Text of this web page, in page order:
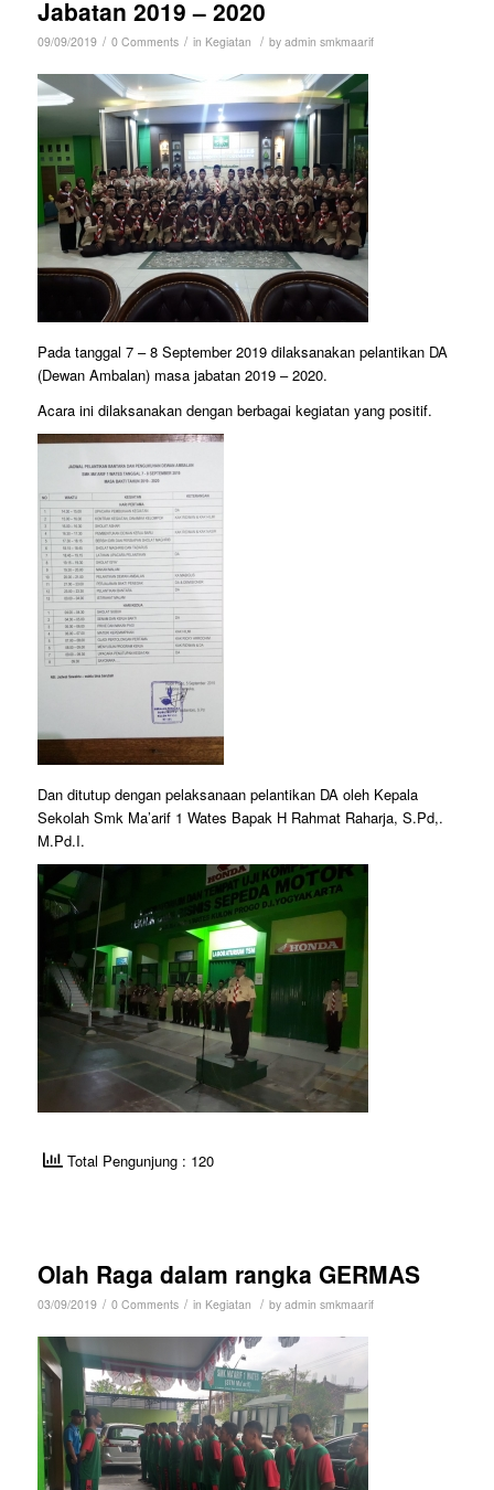
Jabatan 2019 – 2020
09/09/2019 / 0 Comments / in Kegiatan / by admin smkmaarif
Pada tanggal 7 – 8 September 2019 dilaksanakan pelantikan DA
(Dewan Ambalan) masa jabatan 2019 – 2020.
Acara ini dilaksanakan dengan berbagai kegiatan yang positif.
Dan ditutup dengan pelaksanaan pelantikan DA oleh Kepala
Sekolah Smk Ma’arif 1 Wates Bapak H Rahmat Raharja, S.Pd,.
M.Pd.I.
Total Pengunjung : 120
Olah Raga dalam rangka GERMAS
03/09/2019 / 0 Comments / in Kegiatan / by admin smkmaarif